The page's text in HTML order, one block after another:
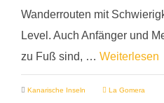
Wanderrouten mit
Level. Auch Anfänger und
zu Fuß sind, … Weiterlesen
Kanarische Inseln La Gomera